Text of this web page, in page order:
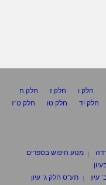
חלק ו חלק ז
חלק ח
חלק יד חלק טו
חלק ט"ז
מנוע חיפוש בספרים
תע"ס חלק ג' עיון